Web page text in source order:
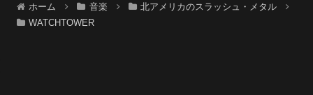
ホーム 音楽
北アメリカのスラッシュ・メタル
WATCHTOWER